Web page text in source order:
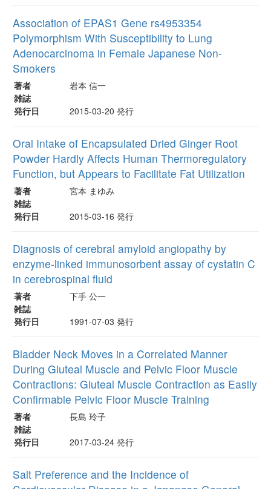
Association of EPAS1 Gene rs4953354
Polymorphism With Susceptibility to Lung
Adenocarcinoma in Female Japanese Non-
Smokers
著者
岩本 信一
雑誌
発行日
2015-03-20 発行
Oral Intake of Encapsulated Dried Ginger Root
Powder Hardly Affects Human Thermoregulatory
Function, but Appears to Facilitate Fat Utilization
著者
宮本 まゆみ
雑誌
発行日
2015-03-16 発行
Diagnosis of cerebral amyloid angiopathy by
enzyme-linked immunosorbent assay of cystatin C
in cerebrospinal fluid
著者
下手 公一
雑誌
発行日
1991-07-03 発行
Bladder Neck Moves in a Correlated Manner
During Gluteal Muscle and Pelvic Floor Muscle
Contractions: Gluteal Muscle Contraction as Easily
Confirmable Pelvic Floor Muscle Training
著者
長島 玲子
雑誌
発行日
2017-03-24 発行
Salt Preference and the Incidence of